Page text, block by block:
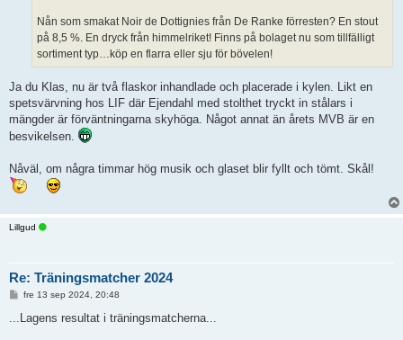
Nån som smakat Noir de Dottignies från De Ranke förresten? En stout
på 8,5 %. En dryck från himmelriket! Finns på bolaget nu som tillfälligt
sortiment typ…köp en flarra eller sju för bövelen!
Ja du Klas, nu är två flaskor inhandlade och placerade i kylen. Likt en
spetsvärvning hos LIF där Ejendahl med stolthet tryckt in stålars i
mängder är förväntningarna skyhöga. Något annat än årets MVB är en
besvikelsen.
Nåväl, om några timmar hög musik och glaset blir fyllt och tömt. Skål!
Lillgud
Re: Träningsmatcher 2024
l
fre 13 sep 2024, 20:48
...Lagens resultat i träningsmatcherna...